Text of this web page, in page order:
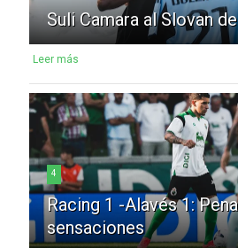
Suli Camara al Slovan
Leer más
4
Racing 1 -Alavés 1:
sensaciones